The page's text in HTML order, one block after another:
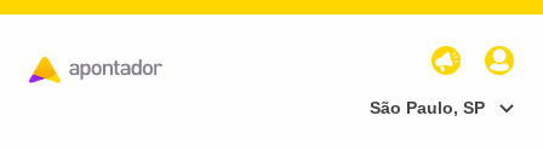
São Paulo, SP